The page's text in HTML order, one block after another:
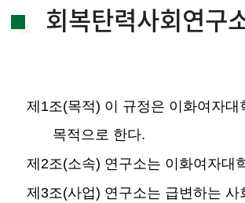
회복탄력사회연구
제 1조(목적) 이 규정은 이화여자
목적으로 한다.
제 2조(소속) 연구소는 이화여자대
제 3조(사업) 연구소는 급변하는 사